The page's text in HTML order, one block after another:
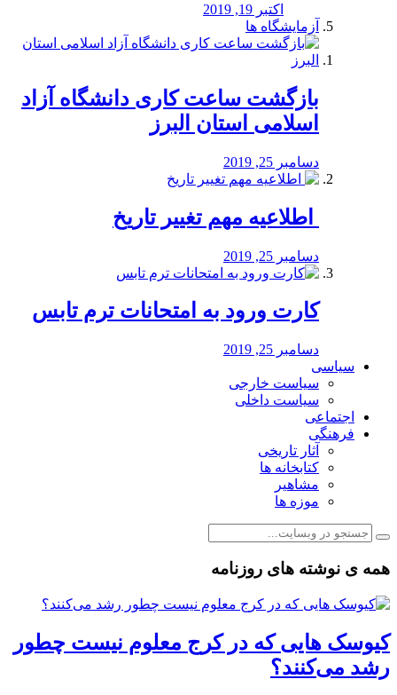
اکتبر 19, 2019
آزمایشگاه ها
بازگشت ساعت کاری دانشگاه آزاد
اسلامی استان البرز
دسامبر 25, 2019
️ اطلاعیه مهم تغییر تاریخ
دسامبر 25, 2019
کارت ورود به امتحانات ترم تابس
دسامبر 25, 2019
سیاسی
سیاست خارجی
سیاست داخلی
اجتماعی
فرهنگی
آثار تاریخی
کتابخانه ها
مشاهیر
موزه ها
همه ی نوشته های روزنامه
کیوسک هایی که در کرج معلوم نیست چطور
رشد می‌کنند؟